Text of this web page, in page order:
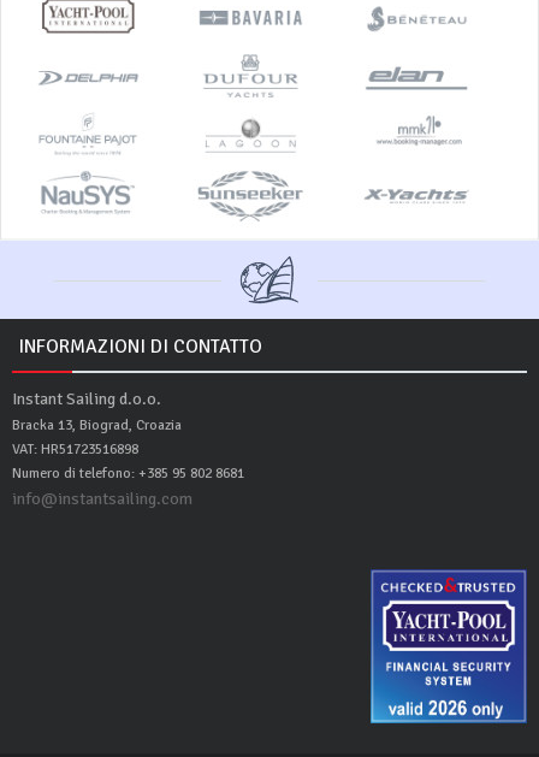
INFORMAZIONI DI CONTATTO
Instant Sailing d.o.o.
Bracka 13, Biograd, Croazia
VAT: HR51723516898
Numero di telefono: +385 95 802 8681
info@instantsailing.com